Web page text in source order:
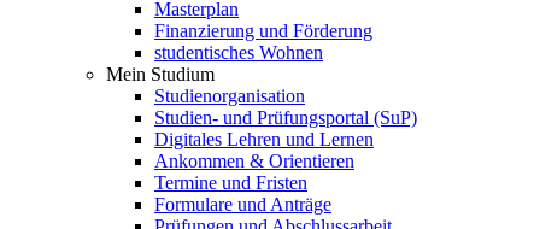
Masterplan
Finanzierung und Förderung
studentisches Wohnen
Mein Studium
Studienorganisation
Studien- und Prüfungsportal (SuP)
Digitales Lehren und Lernen
Ankommen & Orientieren
Termine und Fristen
Formulare und Anträge